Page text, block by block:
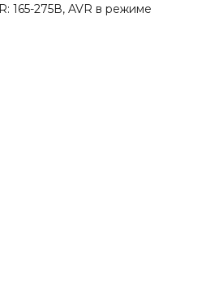
165-275В, AVR в режиме